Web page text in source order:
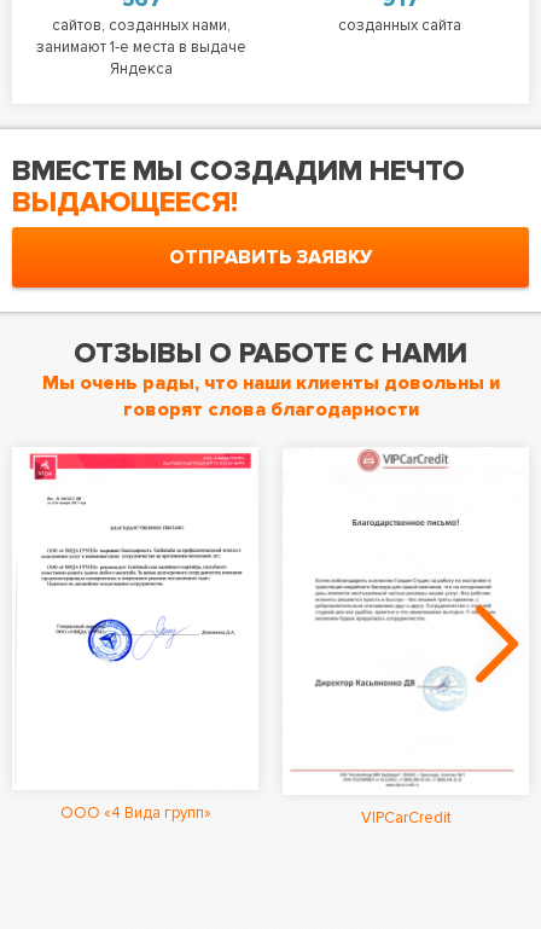
сайтов, созданных нами,
занимают 1-е места в выдаче
Яндекса
созданных сайта
ВМЕСТЕ МЫ СОЗДАДИМ НЕЧТО
ВЫДАЮЩЕЕСЯ!
ОТПРАВИТЬ ЗАЯВКУ
ОТЗЫВЫ О РАБОТЕ С НАМИ
Мы очень рады, что наши клиенты довольны и
говорят слова благодарности
ООО «4 Вида групп» VIPCarCredit